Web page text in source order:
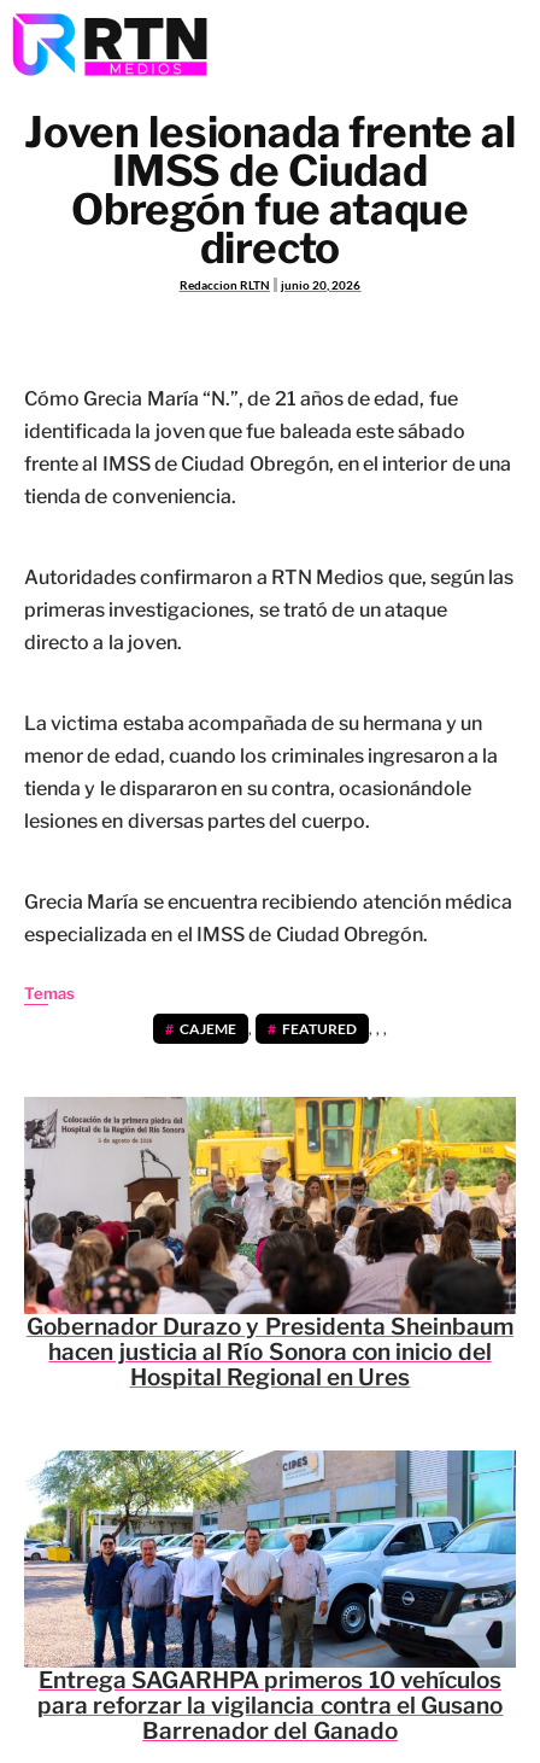
Joven lesionada frente al
IMSS de Ciudad
Obregón fue ataque
directo
Redaccion RLTN junio 20, 2026
Cómo Grecia María “N.”, de 21 años de edad, fue
identificada la joven que fue baleada este sábado
frente al IMSS de Ciudad Obregón, en el interior de una
tienda de conveniencia.
Autoridades confirmaron a RTN Medios que, según las
primeras investigaciones, se trató de un ataque
directo a la joven.
La victima estaba acompañada de su hermana y un
menor de edad, cuando los criminales ingresaron a la
tienda y le dispararon en su contra, ocasionándole
lesiones en diversas partes del cuerpo.
Grecia María se encuentra recibiendo atención médica
especializada en el IMSS de Ciudad Obregón.
Temas
CAJEME , FEATURED ,,,
Gobernador Durazo y Presidenta Sheinbaum
hacen justicia al Río Sonora con inicio del
Hospital Regional en Ures
Entrega SAGARHPA primeros 10 vehículos
para reforzar la vigilancia contra el Gusano
Barrenador del Ganado